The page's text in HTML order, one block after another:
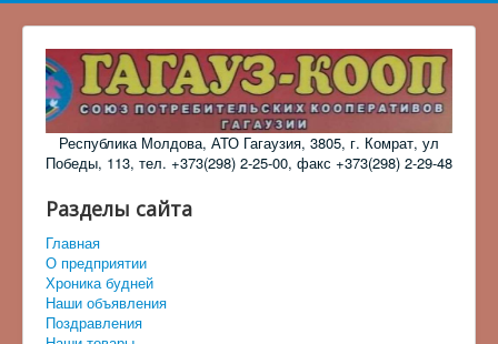
Республика Молдова, АТО Гагаузия, 3805, г. Комрат, ул
Победы, 113, тел. +373(298) 2-25-00, факс +373(298) 2-29-48
Разделы сайта
Главная
О предприятии
Хроника будней
Наши объявления
Поздравления